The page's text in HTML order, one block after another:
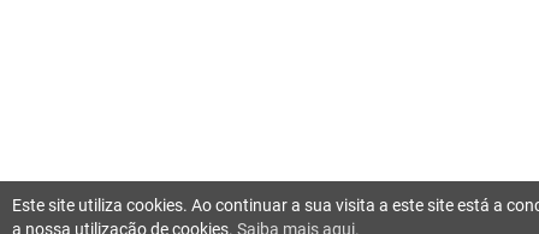
Este site utiliza cookies. Ao continuar a sua visita a este site está a
a nossa utilização de cookies. Saiba mais aqui.